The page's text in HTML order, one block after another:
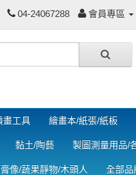
04-24067288 會員專區
畫工具 繪畫本/紙張/紙板
黏土/陶藝 製圖測量用品/
像/蔬果靜物/木頭人 全部品